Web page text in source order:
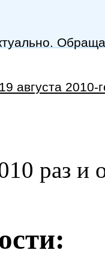
августа 2010-
раз и